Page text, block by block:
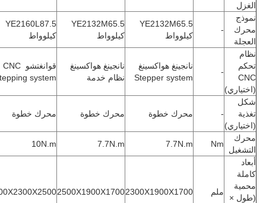
-
YE2132M65.5
كيلوواط
YE2132M65.5
كيلوواط
YE2160L87.5
كيلوواط
نانجينغ هواكسينغ
‬Stepper system
نانجينغ هواكسينغ ‬
نظام خدمة
قوانغتشو CNC ‬
stepping system
محرك خطوة محرك خطوة محرك خطوة
Nm
7.7N.m
7.7N.m
10N.m
×
ملم 2300X1900X1700
2500X1900X1700
3000X2300X2500